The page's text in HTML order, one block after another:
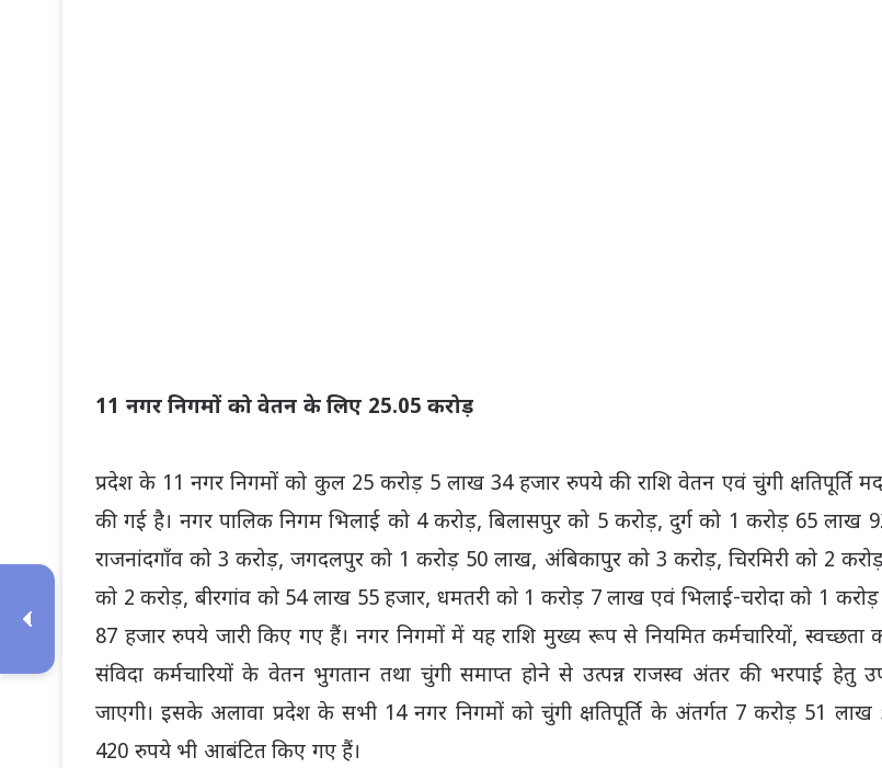
11 नगर निगमों को वेतन के लिए 25.05 करोड़
प्रदेश के 11 नगर निगमों को कुल 25 करोड़ 5 लाख 34 हजार रुपये की राशि वेतन एवं चुंगी क्षतिपूर्ति मद
की गई है। नगर पालिक निगम भिलाई को 4 करोड़, बिलासपुर को 5 करोड़, दुर्ग को 1 करोड़ 65 लाख
राजनांदगाँव को 3 करोड़, जगदलपुर को 1 करोड़ 50 लाख, अंबिकापुर को 3 करोड़, चिरमिरी को 2
को 2 करोड़, बीरगांव को 54 लाख 55 हजार, धमतरी को 1 करोड़ 7 लाख एवं भिलाई-चरोदा को 1
87 हजार रुपये जारी किए गए हैं। नगर निगमों में यह राशि मुख्य रूप से नियमित कर्मचारियों, स्वच्छता
संविदा कर्मचारियों के वेतन भुगतान तथा चुंगी समाप्त होने से उत्पन्न राजस्व अंतर की भरपाई हेतु
जाएगी। इसके अलावा प्रदेश के सभी 14 नगर निगमों को चुंगी क्षतिपूर्ति के अंतर्गत 7 करोड़ 51 लाख
420 रुपये भी आबंटित किए गए हैं।